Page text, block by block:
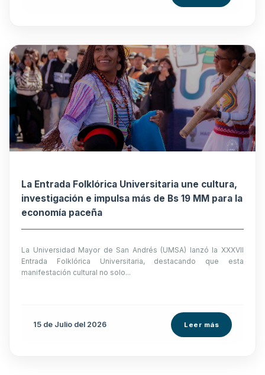
La Entrada Folklórica Universitaria une cultura,
investigación e impulsa más de Bs 19 MM para la
economía paceña
La Universidad Mayor de San Andrés (UMSA) lanzó la XXXVII
Entrada Folklórica Universitaria, destacando que esta
manifestación cultural no solo...
15 de Julio del 2026 Leer más